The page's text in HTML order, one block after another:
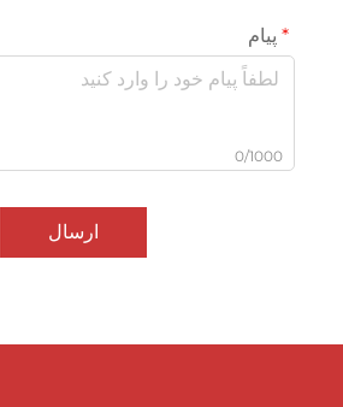
پیام
0/1000
ارسال